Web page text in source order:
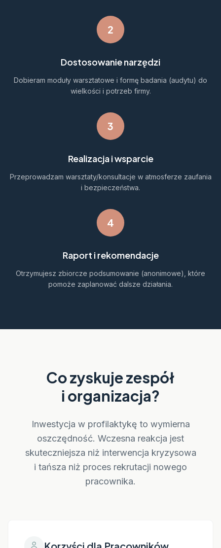
2
Dostosowanie narzędzi
Dobieram moduły warsztatowe i formę badania (audytu) do
wielkości i potrzeb firmy.
3
Realizacja i wsparcie
Przeprowadzam warsztaty/konsultacje w atmosferze zaufania
i bezpieczeństwa.
4
Raport i rekomendacje
Otrzymujesz zbiorcze podsumowanie (anonimowe), które
pomoże zaplanować dalsze działania.
Co zyskuje zespół
i organizacja?
Inwestycja w profilaktykę to wymierna
oszczędność. Wczesna reakcja jest
skuteczniejsza niż interwencja kryzysowa
i tańsza niż proces rekrutacji nowego
pracownika.